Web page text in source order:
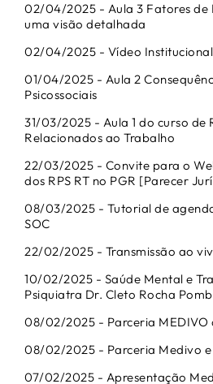
02/04/2025 - Aula 3 Fatores de
uma visão detalhada
02/04/2025 - Vídeo
01/04/2025 - Aula 2
Psicossociais
31/03/2025 - Aula 1 do curso de
Relacionados ao Trabalho
22/03/2025 - Convite para o
dos RPS RT no PGR [Parecer
08/03/2025 - Tutorial de
SOC
22/02/2025 - Transmissão ao
10/02/2025 - Saúde Mental e
Psiquiatra Dr. Cleto Rocha
08/02/2025 - Parceria MEDIVO
08/02/2025 - Parceria Medivo e
07/02/2025 - Apresentação